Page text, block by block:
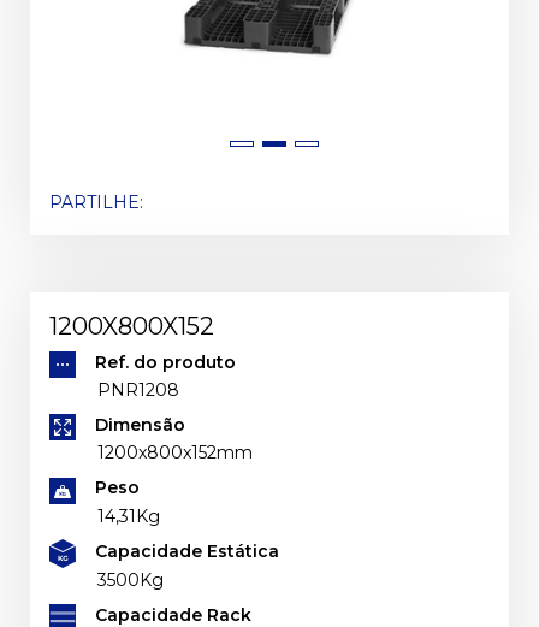
PARTILHE:
1200X800X152
Ref. do produto
PNR1208
Dimensão
1200x800x152mm
Peso
14,31Kg
Capacidade Estática
3500Kg
Capacidade Rack